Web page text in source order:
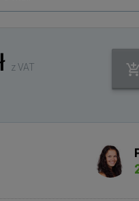
z VAT